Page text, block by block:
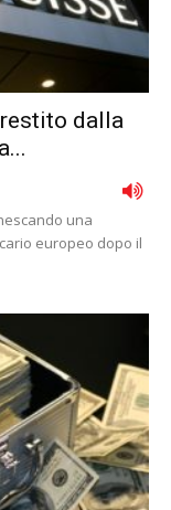
dalla
una
europeo dopo il